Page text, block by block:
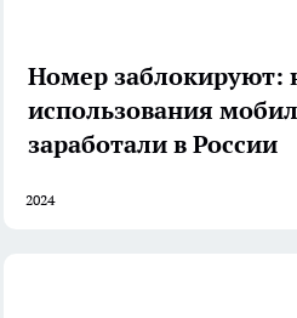
Номер заблокируют:
использования
заработали в России
2024